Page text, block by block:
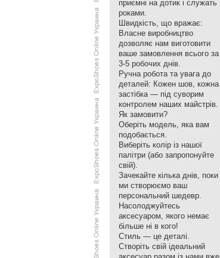
приємні на дотик і служать
роками.
​Швидкість, що вражає:
Власне виробництво
дозволяє нам виготовити
ваше замовлення всього за
3-5 робочих днів.
​Ручна робота та увага до
деталей: Кожен шов, кожна
застібка — під суворим
контролем наших майстрів.
​Як замовити?
​Оберіть модель, яка вам
подобається.
​Виберіть колір із нашої
палітри (або запропонуйте
свій).
​Зачекайте кілька днів, поки
ми створюємо ваш
персональний шедевр.
​Насолоджуйтесь
аксесуаром, якого немає
більше ні в кого!
​Стиль — це деталі.
Створіть свій ідеальний